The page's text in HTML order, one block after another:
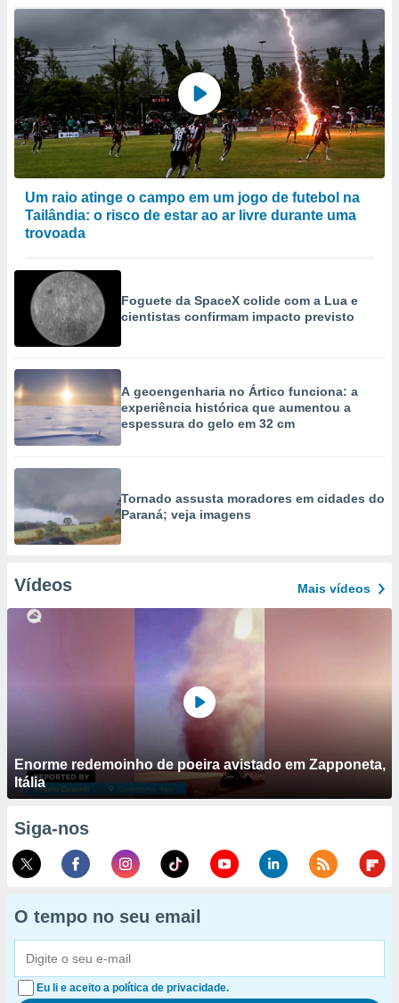
Um raio atinge o campo em um jogo de futebol na
Tailândia: o risco de estar ao ar livre durante uma
trovoada
Foguete da SpaceX colide com a Lua e
cientistas confirmam impacto previsto
A geoengenharia no Ártico funciona: a
experiência histórica que aumentou a
espessura do gelo em 32 cm
Tornado assusta moradores em cidades do
Paraná; veja imagens
Vídeos Mais vídeos
Enorme redemoinho de poeira avistado em Zapponeta,
Itália
Siga-nos
O tempo no seu email
Eu li e aceito a política de privacidade.